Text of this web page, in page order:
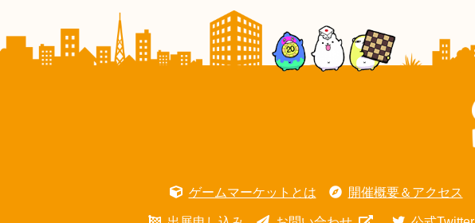
ゲームマーケットとは 開催概要＆アクセス